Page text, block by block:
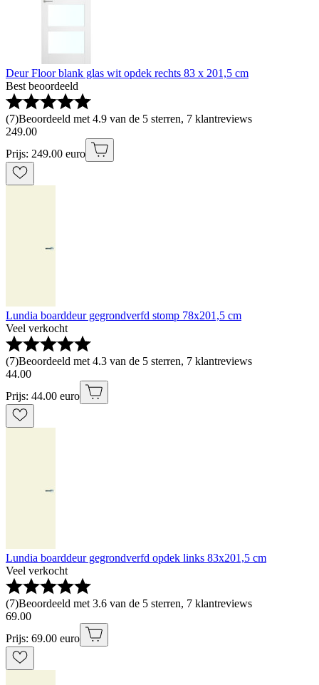
Deur Floor blank glas wit opdek rechts 83 x 201,5 cm
Best beoordeeld
(7)Beoordeeld met 4.9 van de 5 sterren, 7 klantreviews
249.00
Prijs: 249.00 euro
Lundia boarddeur gegrondverfd stomp 78x201,5 cm
Veel verkocht
(7)Beoordeeld met 4.3 van de 5 sterren, 7 klantreviews
44.00
Prijs: 44.00 euro
Lundia boarddeur gegrondverfd opdek links 83x201,5 cm
Veel verkocht
(7)Beoordeeld met 3.6 van de 5 sterren, 7 klantreviews
69.00
Prijs: 69.00 euro